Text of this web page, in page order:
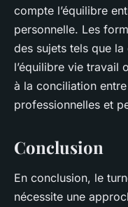
compte l’équilibre
personnelle. Les
des sujets tels que
l’équilibre vie travail
à la conciliation
professionnelles et
Conclusion
En conclusion, le
nécessite une